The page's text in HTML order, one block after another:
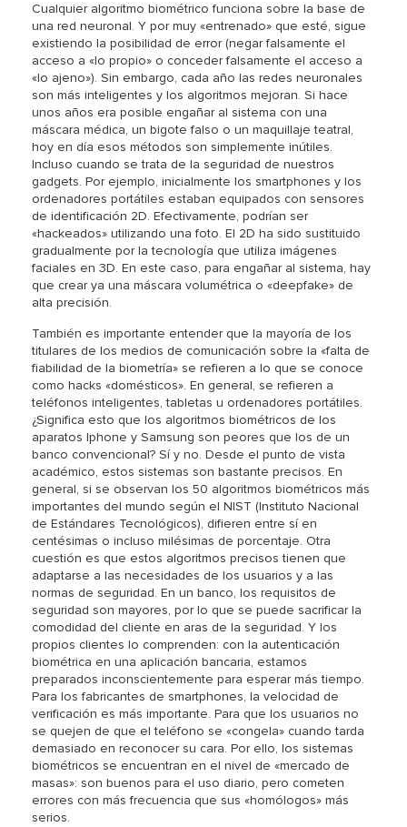
Cualquier algoritmo biométrico funciona sobre la base de
una red neuronal. Y por muy «entrenado» que esté, sigue
existiendo la posibilidad de error (negar falsamente el
acceso a «lo propio» o conceder falsamente el acceso a
«lo ajeno»). Sin embargo, cada año las redes neuronales
son más inteligentes y los algoritmos mejoran. Si hace
unos años era posible engañar al sistema con una
máscara médica, un bigote falso o un maquillaje teatral,
hoy en día esos métodos son simplemente inútiles.
Incluso cuando se trata de la seguridad de nuestros
gadgets. Por ejemplo, inicialmente los smartphones y los
ordenadores portátiles estaban equipados con sensores
de identificación 2D. Efectivamente, podrían ser
«hackeados» utilizando una foto. El 2D ha sido sustituido
gradualmente por la tecnología que utiliza imágenes
faciales en 3D. En este caso, para engañar al sistema, hay
que crear ya una máscara volumétrica o «deepfake» de
alta precisión.
También es importante entender que la mayoría de los
titulares de los medios de comunicación sobre la «falta de
fiabilidad de la biometría» se refieren a lo que se conoce
como hacks «domésticos». En general, se refieren a
teléfonos inteligentes, tabletas u ordenadores portátiles.
¿Significa esto que los algoritmos biométricos de los
aparatos Iphone y Samsung son peores que los de un
banco convencional? Sí y no. Desde el punto de vista
académico, estos sistemas son bastante precisos. En
general, si se observan los 50 algoritmos biométricos más
importantes del mundo según el NIST (Instituto Nacional
de Estándares Tecnológicos), difieren entre sí en
centésimas o incluso milésimas de porcentaje. Otra
cuestión es que estos algoritmos precisos tienen que
adaptarse a las necesidades de los usuarios y a las
normas de seguridad. En un banco, los requisitos de
seguridad son mayores, por lo que se puede sacrificar la
comodidad del cliente en aras de la seguridad. Y los
propios clientes lo comprenden: con la autenticación
biométrica en una aplicación bancaria, estamos
preparados inconscientemente para esperar más tiempo.
Para los fabricantes de smartphones, la velocidad de
verificación es más importante. Para que los usuarios no
se quejen de que el teléfono se «congela» cuando tarda
demasiado en reconocer su cara. Por ello, los sistemas
biométricos se encuentran en el nivel de «mercado de
masas»: son buenos para el uso diario, pero cometen
errores con más frecuencia que sus «homólogos» más
serios.